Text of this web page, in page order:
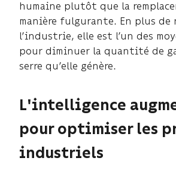
humaine plutôt que la
manière fulgurante. En plus de
l’industrie, elle est l’un des
pour diminuer la quantité de
serre qu’elle génère.
L'intelligence
pour optimiser les
industriels